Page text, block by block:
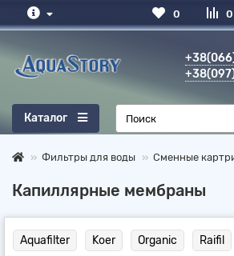
0
0
Каталог
Фильтры для воды Сменные
Капиллярные мембраны
Aquafilter Koer Organic Raifil